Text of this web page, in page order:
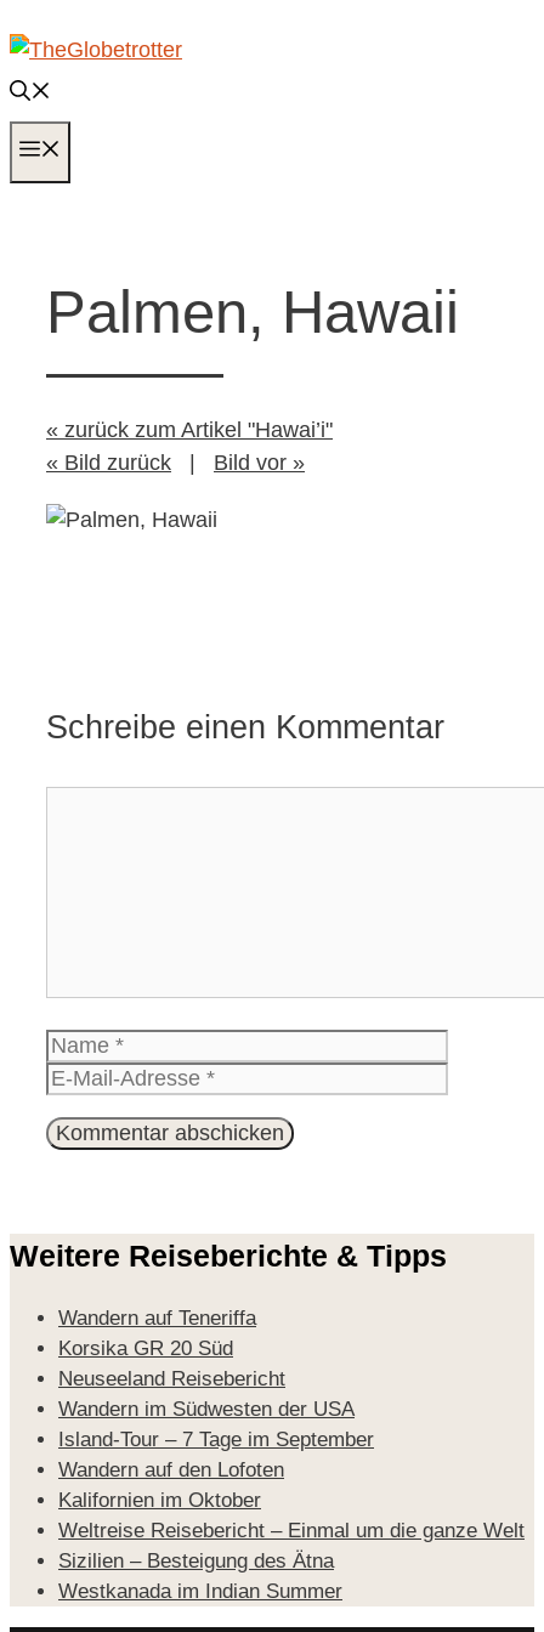
Inhalt
springen
Palmen, Hawaii
« zurück zum Artikel "Hawai’i"
« Bild zurück
| Bild vor »
Schreibe einen Kommentar
Name
Weitere Reiseberichte & Tipps
Wandern auf Teneriffa
Korsika GR 20 Süd
Neuseeland Reisebericht
Wandern im Südwesten der USA
Island-Tour – 7 Tage im September
Wandern auf den Lofoten
Kalifornien im Oktober
Weltreise Reisebericht – Einmal um die ganze Welt
Sizilien – Besteigung des Ätna
Westkanada im Indian Summer